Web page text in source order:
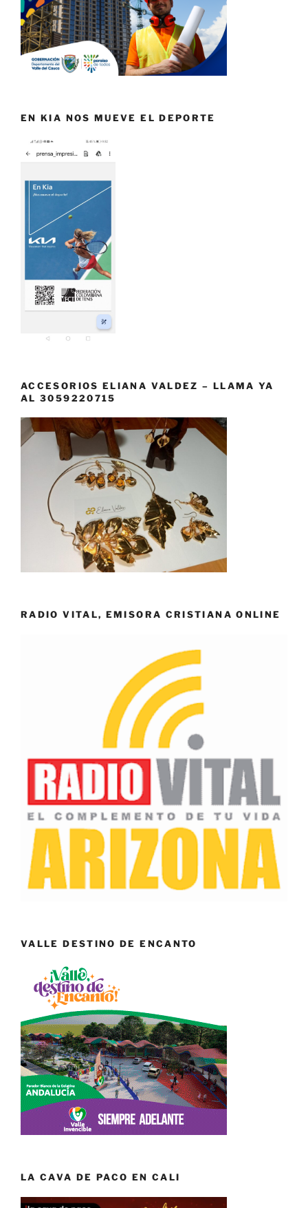
EN KIA NOS MUEVE EL DEPORTE
ACCESORIOS ELIANA VALDEZ – LLAMA YA
AL 3059220715
RADIO VITAL, EMISORA CRISTIANA ONLINE
VALLE DESTINO DE ENCANTO
LA CAVA DE PACO EN CALI